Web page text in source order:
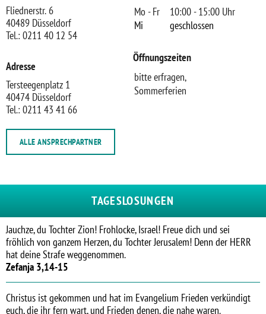
Fliednerstr. 6
40489 Düsseldorf
Tel.: 0211 40 12 54
Adresse
Tersteegenplatz 1
40474 Düsseldorf
Tel.: 0211 43 41 66
Mo - Fr
10:00 - 15:00 Uhr
Mi
geschlossen
Öffnungszeiten
bitte erfragen,
Sommerferien
ALLE ANSPRECHPARTNER
TAGESLOSUNGEN
Jauchze, du Tochter Zion! Frohlocke, Israel! Freue dich und sei
fröhlich von ganzem Herzen, du Tochter Jerusalem! Denn der HERR
hat deine Strafe weggenommen.
Zefanja 3,14-15
Christus ist gekommen und hat im Evangelium Frieden verkündigt
euch, die ihr fern wart, und Frieden denen, die nahe waren.